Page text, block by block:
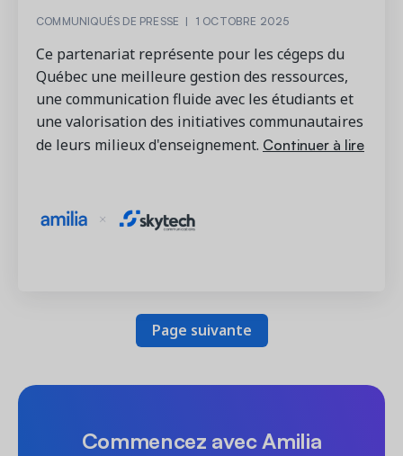
COMMUNIQUÉS DE PRESSE | 1 OCTOBRE 2025
Ce partenariat représente pour les cégeps du
Québec une meilleure gestion des ressources,
une communication fluide avec les étudiants et
une valorisation des initiatives communautaires
de leurs milieux d'enseignement. Continuer à lire
Page suivante
Commencez avec Amilia